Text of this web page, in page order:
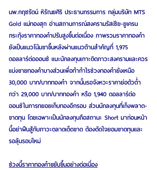
นพ.กฤชรัตน์ หิรัณยศิริ ประธานกรรมการ กลุ่มบริษัท MTS
Gold แม่ทองสุก อ่านสถานการณ์สงครามรัสเซีย-ยูเครน
กระทุ้งราคาทองคำปรับสูงขึ้นต่อเนื่อง ภาพรวมราคาทองคำ
ยังเป็นแนวโน้มขาขึ้นหลังผ่านแนวต้านสำคัญที่ 1,975
ดอลลาร์ต่อออนซ์ แนะนักลงทุนเกาะติดภาวะสงครามและควร
แบ่งขายทองคำบางส่วนเพื่อทำกำไรช่วงทองคำยังเหนือ
30,000 บาท/บาททองคำ จากนั้นรอจังหวะราคาย่อตัวต่ำ
กว่า 29,000 บาท/บาททองคำ หรือ 1,940 ดอลลาร์ต่อ
ออนซ์ในการทยอยเก็บทองอีกรอบ ส่วนนักลงทุนที่เก็งพลาด-
ขาดทุน โดยเฉพาะเป็นนักลงทุนถือสถานะ Short มาก่อนหน้า
นี้อย่าฝืนสู้กับภาวะตลาดเด็ดขาด ต้องตัดใจยอมขาดทุนและ
รอลุ้นรอบใหม่
ช่วงนี้ราคาทองคำขยับขึ้นอย่างต่อเนื่อง